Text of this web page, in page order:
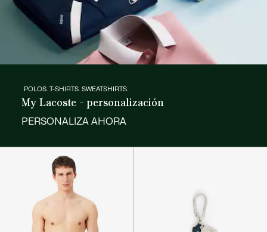
POLOS. T-SHIRTS. SWEATSHIRTS.
My Lacoste - personalización
PERSONALIZA AHORA